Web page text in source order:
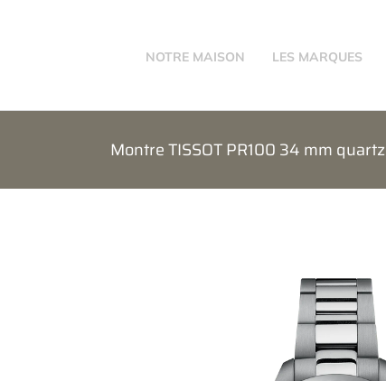
NOTRE MAISON LES MARQUES
Montre TISSOT PR100 34 mm quartz